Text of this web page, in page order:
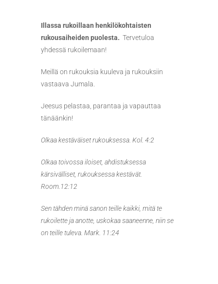
Illassa rukoillaan henkilökohtaisten
rukousaiheiden puolesta. Tervetuloa
yhdessä rukoilemaan!
Meillä on rukouksia kuuleva ja rukouksiin
vastaava Jumala.
Jeesus pelastaa, parantaa ja vapauttaa
tänäänkin!
Olkaa kestäväiset rukouksessa. Kol. 4:2
Olkaa toivossa iloiset, ahdistuksessa
kärsivälliset, rukouksessa kestävät.
Room.12:12
Sen tähden minä sanon teille kaikki, mitä te
rukoilette ja anotte, uskokaa saaneenne, niin se
on teille tuleva. Mark. 11:24